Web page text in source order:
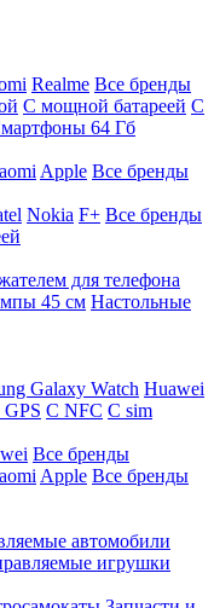
Realme Все бренды
С мощной батареей С
64 Гб
Apple Все бренды
Nokia F+ Все бренды
для телефона
45 см Настольные
Galaxy Watch Huawei
GPS C NFC C sim
Все бренды
Apple Все бренды
автомобили
игрушки